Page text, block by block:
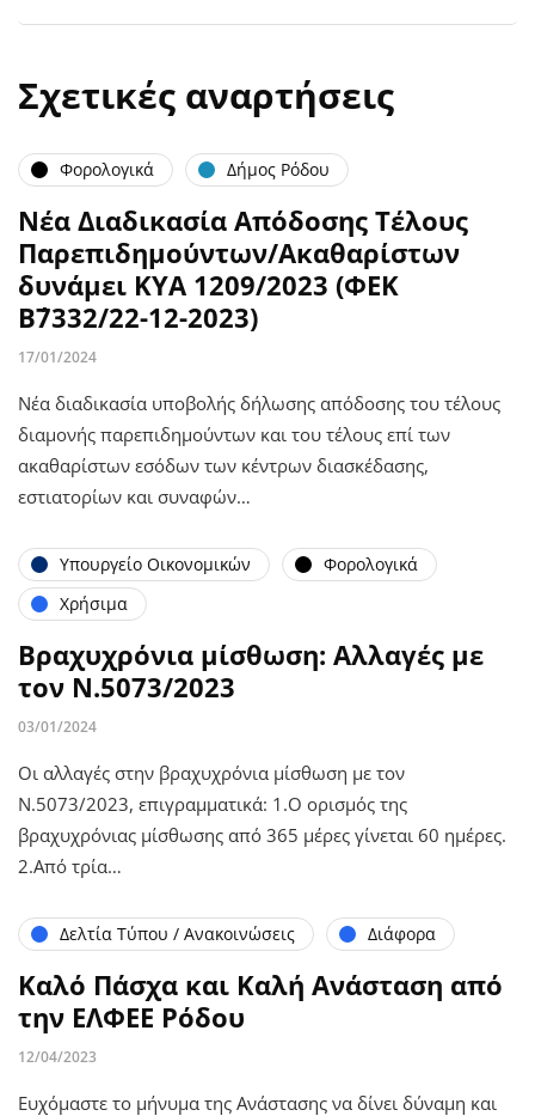
Σχετικές αναρτήσεις
Φορολογικά Δήμος Ρόδου
Νέα Διαδικασία Απόδοσης Τέλους
Παρεπιδημούντων/Ακαθαρίστων
δυνάμει ΚΥΑ 1209/2023 (ΦΕΚ
Β΄7332/22-12-2023)
17/01/2024
Νέα διαδικασία υποβολής δήλωσης απόδοσης του τέλους
διαμονής παρεπιδημούντων και του τέλους επί των
ακαθαρίστων εσόδων των κέντρων διασκέδασης,
εστιατορίων και συναφών…
Υπουργείο Οικονομικών
Φορολογικά
Χρήσιμα
Βραχυχρόνια μίσθωση: Αλλαγές με
τον Ν.5073/2023
03/01/2024
Οι αλλαγές στην βραχυχρόνια μίσθωση με τον
Ν.5073/2023, επιγραμματικά: 1.Ο ορισμός της
βραχυχρόνιας μίσθωσης από 365 μέρες γίνεται 60 ημέρες.
2.Από τρία…
Δελτία Τύπου / Ανακοινώσεις Διάφορα
Καλό Πάσχα και Καλή Ανάσταση από
την ΕΛΦΕΕ Ρόδου
12/04/2023
Ευχόμαστε το μήνυμα της Ανάστασης να δίνει δύναμη και